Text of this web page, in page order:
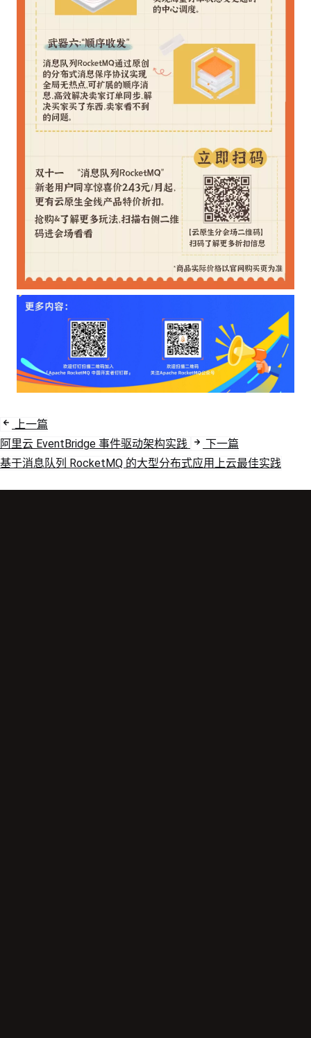
上一篇
阿里云 EventBridge 事件驱动架构实践
下一篇
基于消息队列 RocketMQ 的大型分布式应用上云最佳实践